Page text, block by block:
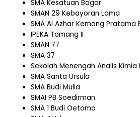
SMA Kesatuan Bogor
SMAN 29 Kebayoran Lama
SMA Al Azhar Kemang Pratama
IPEKA Tomang II
SMAN 77
SMA 37
Sekolah Menengah Analis Kimia
SMA Santa Ursula
SMA Budi Mulia
SMAI PB Soedirman
SMA 1 Budi Oetomo